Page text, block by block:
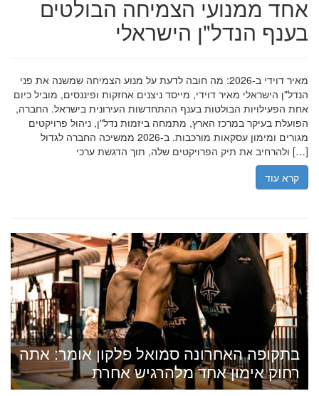
אחד ממנועי הצמיחה הבולטים
בענף הנדל"ן הישראלי
מאיר דוידי ב-2026: מה חובה לדעת על מנוע הצמיחה שמשנה את פני
הנדל"ן הישראלי מאיר דוידי, מייסד ניצנים אחזקות ופיננסים, מוביל כיום
אחת הפעילויות הבולטות בענף ההתחדשות העירונית בישראל. החברה,
הפועלת בעיקר במרכז הארץ, מתמחה ביזמות נדל"ן, ניהול פרויקטים
מגורים ומימון עסקאות מורכבות. ב-2026 ממשיכה החברה לגדול
ולהרחיב את תיק הפרויקטים שלה, תוך הדגשת ערכי […]
קרא עוד
בתקופה האחרונה סמואל פלקון אומר: אתה
רחוק אימון אחד מלהרגיש אחרת